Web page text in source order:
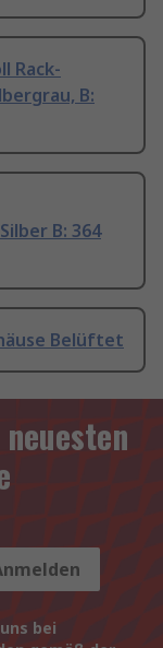
Rack-
B:
B: 364
Belüftet
bei